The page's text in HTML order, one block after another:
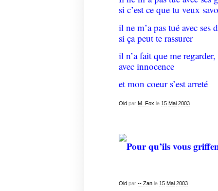
si c’est ce que tu veux
il ne m’a pas tué avec ses
si ça peut te rassurer
il n’a fait que me regarder,
avec innocence
et mon coeur s’est arreté
Oldpar M. Fox le 15 Mai 2003
Pour qu’ils vous
Oldpar -- Zanle 15 Mai 2003